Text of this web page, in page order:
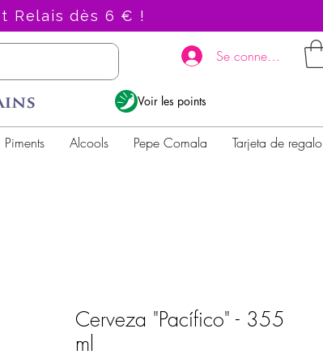
Relais dès 6 € !
Se connecter
Voir les points
Piments Alcools Pepe Comala Tarjeta de regalo
Cerveza "Pacífico" - 355
ml